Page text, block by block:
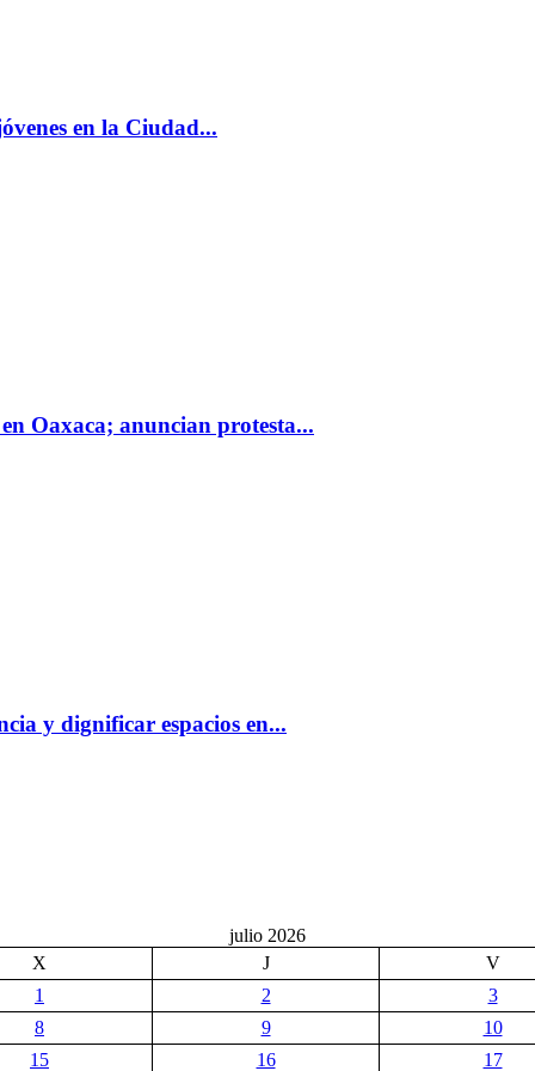
en la Ciudad...
Oaxaca; anuncian protesta...
y dignificar espacios en...
julio 2026
X J V
1
2 3
8 9 10
15 16 17